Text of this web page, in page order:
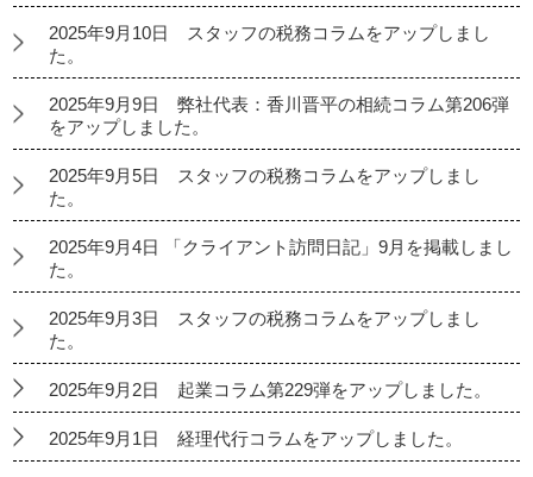
2025年9月10日 スタッフの税務コラムをアップしまし
た。
2025年9月9日 弊社代表：香川晋平の相続コラム第206弾
をアップしました。
2025年9月5日 スタッフの税務コラムをアップしまし
た。
2025年9月4日 「クライアント訪問日記」9月を掲載しまし
た。
2025年9月3日 スタッフの税務コラムをアップしまし
た。
2025年9月2日 起業コラム第229弾をアップしました。
2025年9月1日 経理代行コラムをアップしました。